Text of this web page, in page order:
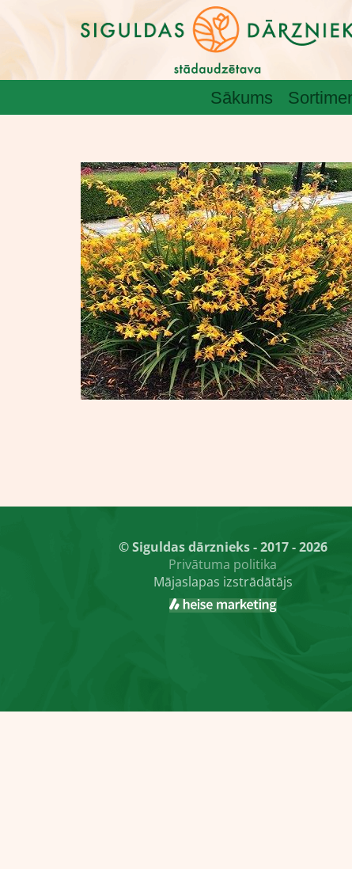
Sākums
© Siguldas dārznieks - 2017 - 2026
Privātuma politika
Mājaslapas izstrādātājs